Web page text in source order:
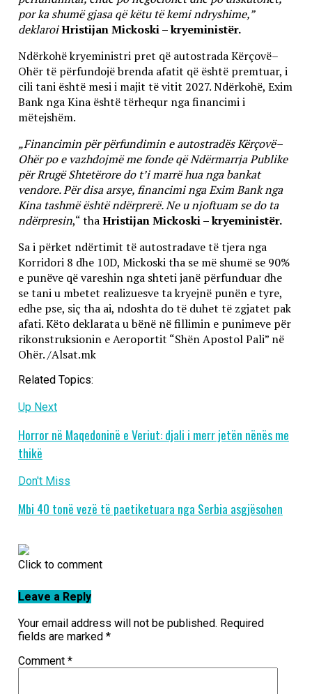
por ka shumë gjasa që këtu të kemi ndryshime,”
deklaroiHristijan Mickoski – kryeministër.
Ndërkohë kryeministri pret që autostrada Kërçovë–
Ohër të përfundojë brenda afatit që është premtuar, i
cili tani është mesi i majit të vitit 2027. Ndërkohë, Exim
Bank nga Kina është tërhequr nga financimi i
mëtejshëm.
„Financimin për përfundimin e autostradës Kërçovë–
Ohër po e vazhdojmë me fonde që Ndërmarrja Publike
për Rrugë Shtetërore do t’i marrë hua nga bankat
vendore. Për disa arsye, financimi nga Exim Bank nga
Kina tashmë është ndërprerë. Ne u njoftuam se do ta
ndërpresin,“ thaHristijan Mickoski – kryeministër.
Sa i përket ndërtimit të autostradave të tjera nga
Korridori 8 dhe 10D, Mickoski tha se më shumë se 90%
e punëve që vareshin nga shteti janë përfunduar dhe
se tani u mbetet realizuesve ta kryejnë punën e tyre,
edhe pse, siç tha ai, ndoshta do të duhet të zgjatet pak
afati. Këto deklarata u bënë në fillimin e punimeve për
rikonstruksionin e Aeroportit “Shën Apostol Pali” në
Ohër. /Alsat.mk
Related Topics:
Up Next
Horror në Maqedoninë e Veriut: djali i merr jetën nënës me
thikë
Don't Miss
Mbi 40 tonë vezë të paetiketuara nga Serbia asgjësohen
Click to comment
Leave a Reply
Your email address will not be published. Required
fields are marked *
Comment *